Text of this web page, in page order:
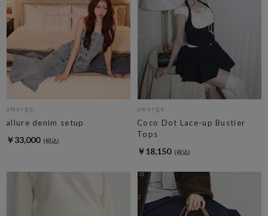
amerge.
allure denim setup
￥33,000
amerge.
Coco Dot Lace-up Bustier
Tops
￥18,150